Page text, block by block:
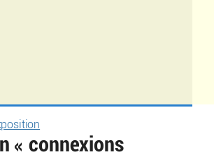
« connexions